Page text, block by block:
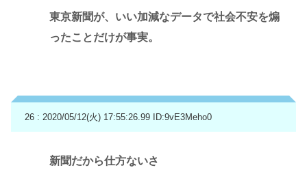
東京新聞が、いい加減なデータで社会不安を煽
ったことだけが事実。
26 : 2020/05/12(火) 17:55:26.99 ID:9vE3Meho0
新聞だから仕方ないさ